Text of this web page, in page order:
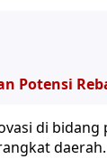
Potensi
di
daerah.